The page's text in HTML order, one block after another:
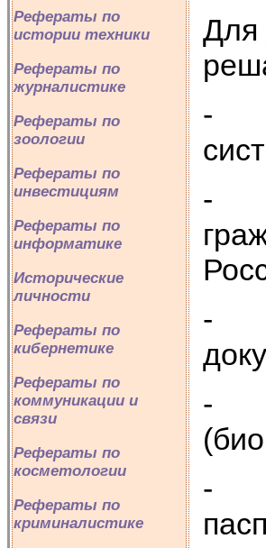
Рефераты по
истории техники
Рефераты по
журналистике
Рефераты по
зоологии
Рефераты по
инвестициям
Рефераты по
информатике
Исторические
личности
Рефераты по
кибернетике
Рефераты по
коммуникации и
связи
Рефераты по
косметологии
Рефераты по
криминалистике
Для
-
-
-
-
-